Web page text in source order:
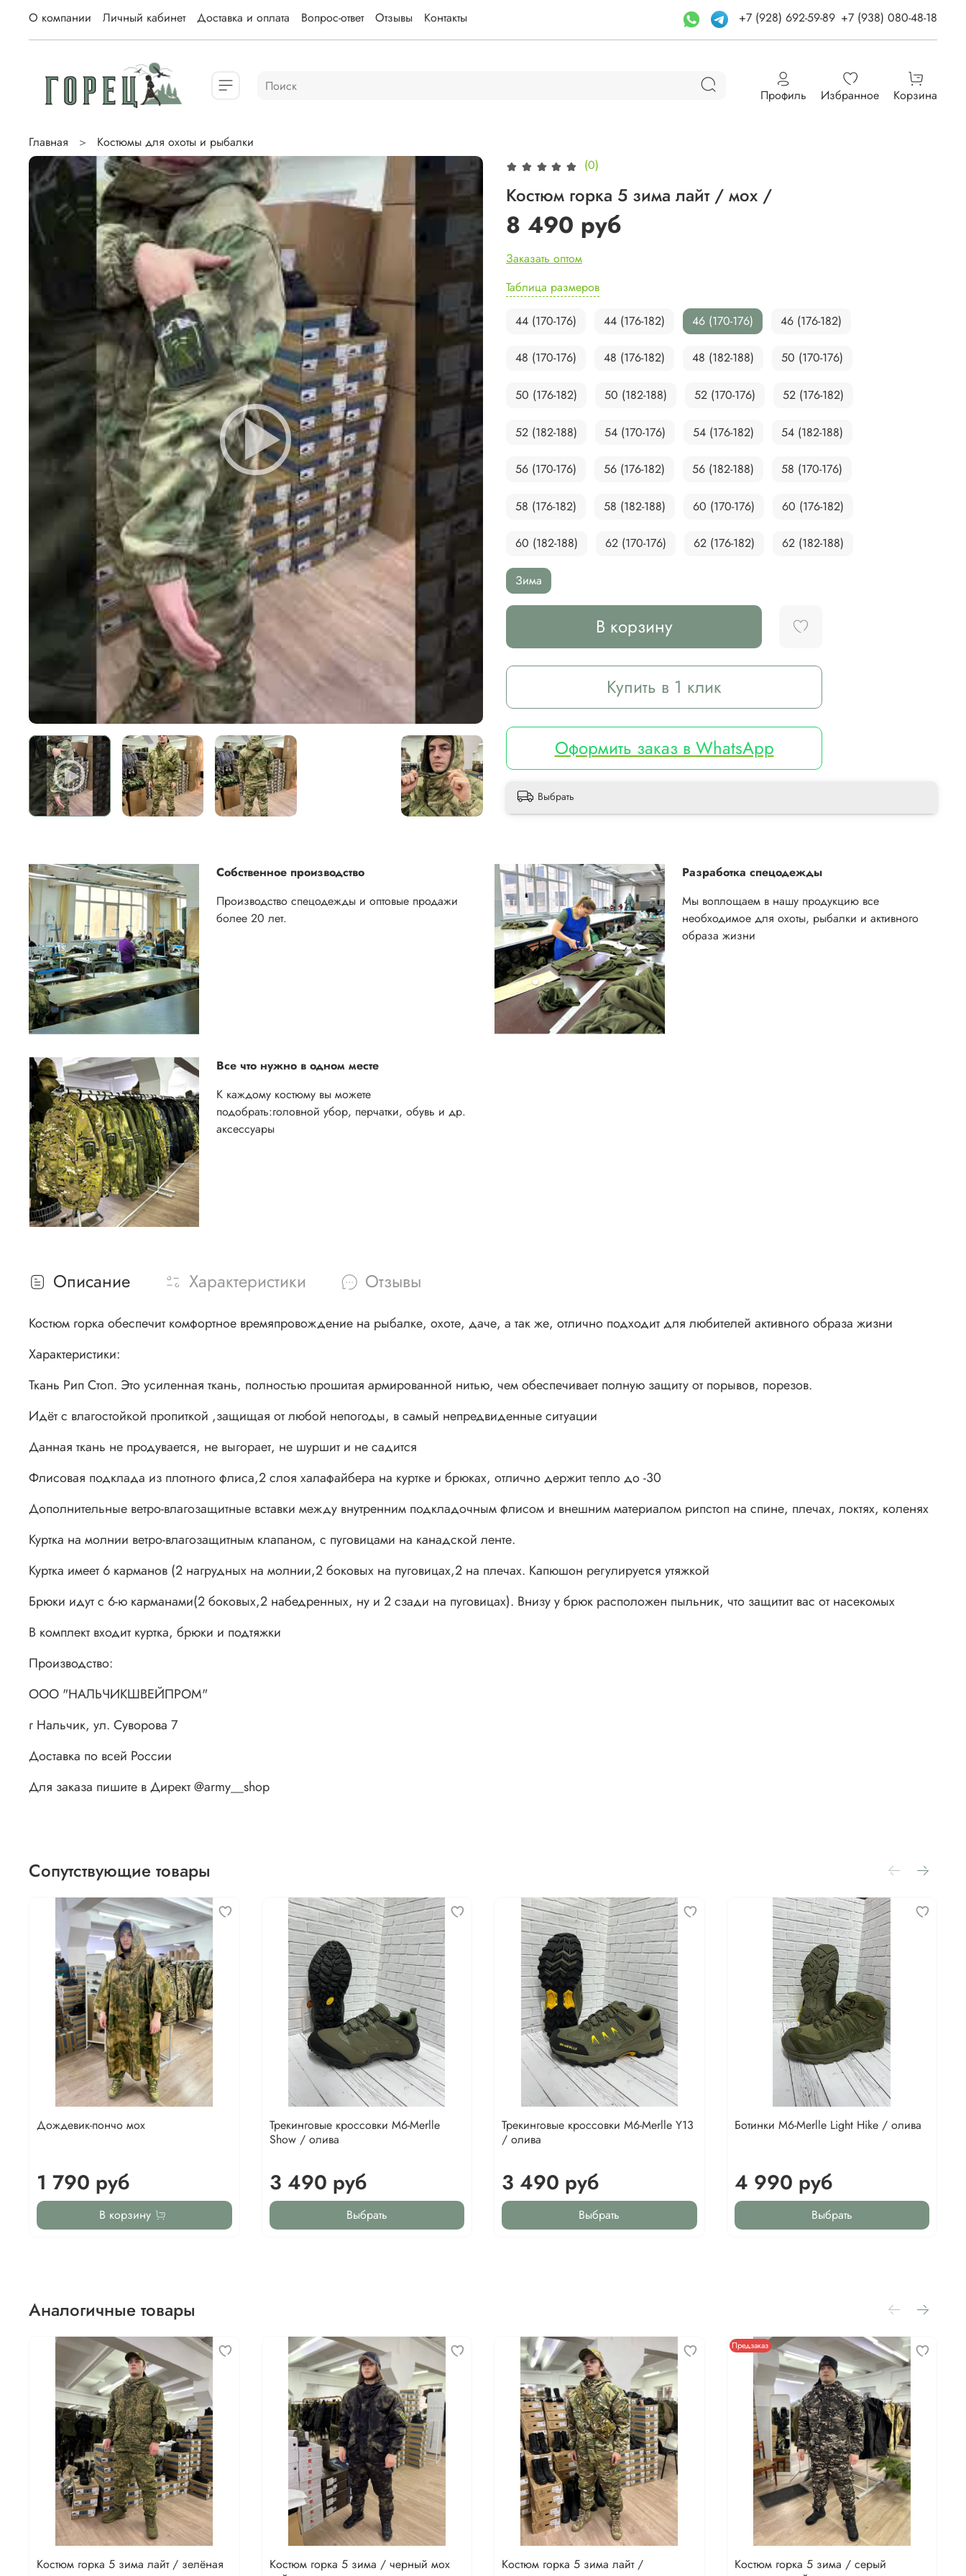
О компании Личный кабинет Доставка и оплата Вопрос-ответ Отзывы Контакты +7 (928) 692-59-89 +7 (938) 080-48-18
Профиль Избранное Корзина
Главная
Костюмы для охоты и рыбалки
(0)
Костюм горка 5 зима лайт / мох /
8 490 руб
Заказать оптом
Таблица размеров
В корзину
Купить в 1 клик
Оформить заказ в WhatsApp
44 (170-176) 44 (176-182) 46 (170-176) 46 (176-182)
48 (170-176) 48 (176-182) 48 (182-188) 50 (170-176)
50 (176-182) 50 (182-188) 52 (170-176) 52 (176-182)
52 (182-188) 54 (170-176) 54 (176-182) 54 (182-188)
56 (170-176) 56 (176-182) 56 (182-188) 58 (170-176)
58 (176-182) 58 (182-188) 60 (170-176) 60 (176-182)
60 (182-188) 62 (170-176) 62 (176-182) 62 (182-188)
Зима
Выбрать
Собственное производство
Производство спецодежды и оптовые продажи
более 20 лет.
Разработка спецодежды
Мы воплощаем в нашу продукцию все
необходимое для охоты, рыбалки и активного
образа жизни
Все что нужно в одном месте
К каждому костюму вы можете
подобрать:головной убор, перчатки, обувь и др.
аксессуары
Описание Характеристики Отзывы
Костюм горка обеспечит комфортное времяпровождение на рыбалке, охоте, даче, а так же, отлично подходит для любителей активного образа жизни
Характеристики:
Ткань Рип Стоп. Это усиленная ткань, полностью прошитая армированной нитью, чем обеспечивает полную защиту от порывов, порезов.
Идёт с влагостойкой пропиткой ,защищая от любой непогоды, в самый непредвиденные ситуации
Данная ткань не продувается, не выгорает, не шуршит и не садится
Флисовая подклада из плотного флиса,2 слоя халафайбера на куртке и брюках, отлично держит тепло до -30
Дополнительные ветро-влагозащитные вставки между внутренним подкладочным флисом и внешним материалом рипстоп на спине, плечах, локтях, коленях
Куртка на молнии ветро-влагозащитным клапаном, с пуговицами на канадской ленте.
Куртка имеет 6 карманов (2 нагрудных на молнии,2 боковых на пуговицах,2 на плечах. Капюшон регулируется утяжкой
Брюки идут с 6-ю карманами(2 боковых,2 набедренных, ну и 2 сзади на пуговицах). Внизу у брюк расположен пыльник, что защитит вас от насекомых
В комплект входит куртка, брюки и подтяжки
Производство:
ООО "НАЛЬЧИКШВЕЙПРОМ"
г Нальчик, ул. Суворова 7
Доставка по всей России
Для заказа пишите в Директ @army__shop
Сопутствующие товары
Дождевик-пончо мох
1 790 руб
В корзину
Трекинговые кроссовки M6-Merlle
Show / олива
3 490 руб
Выбрать
Трекинговые кроссовки M6-Merlle Y13
/ олива
3 490 руб
Выбрать
Ботинки М6-Merlle Light Hike / олива
4 990 руб
Выбрать
Аналогичные товары
Костюм горка 5 зима лайт / зелёная
Костюм горка 5 зима / черный мох
Костюм горка 5 зима лайт /
Предзаказ
Костюм горка 5 зима / серый